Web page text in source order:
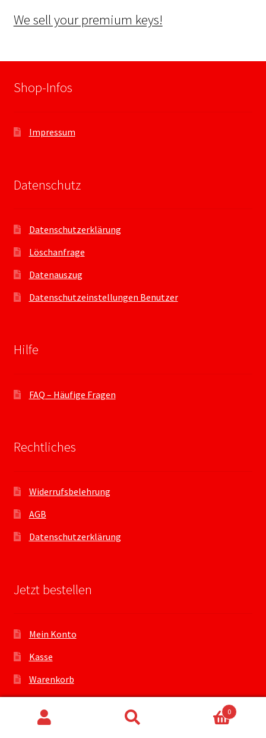
We sell your premium keys!
Shop-Infos
Impressum
Datenschutz
Datenschutzerklärung
Löschanfrage
Datenauszug
Datenschutzeinstellungen Benutzer
Hilfe
FAQ – Häufige Fragen
Rechtliches
Widerrufsbelehrung
AGB
Datenschutzerklärung
Jetzt bestellen
Mein Konto
Kasse
Warenkorb
0